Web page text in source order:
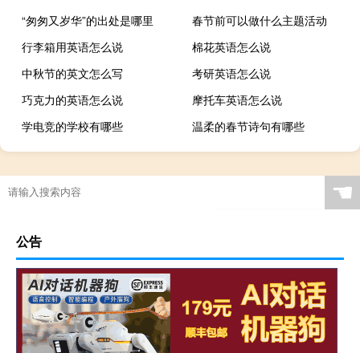
“匆匆又岁华”的出处是哪里
春节前可以做什么主题活动
行李箱用英语怎么说
棉花英语怎么说
中秋节的英文怎么写
考研英语怎么说
巧克力的英语怎么说
摩托车英语怎么说
学电竞的学校有哪些
温柔的春节诗句有哪些
☚
公告